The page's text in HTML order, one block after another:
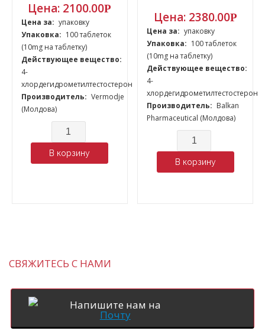
Цена: 2100.00Р
Цена за: упаковку
Упаковка: 100 таблеток
(10mg на таблетку)
Действующее вещество:
4-
хлордегидрометилтестостерон
Производитель: Vermodje
(Молдова)
Количество
В корзину
Цена: 2380.00Р
Цена за: упаковку
Упаковка: 100 таблеток
(10mg на таблетку)
Действующее вещество:
4-
хлордегидрометилтестостерон
Производитель: Balkan
Pharmaceutical (Молдова)
Количество
В корзину
СВЯЖИТЕСЬ С НАМИ
Напишите нам на
Почту